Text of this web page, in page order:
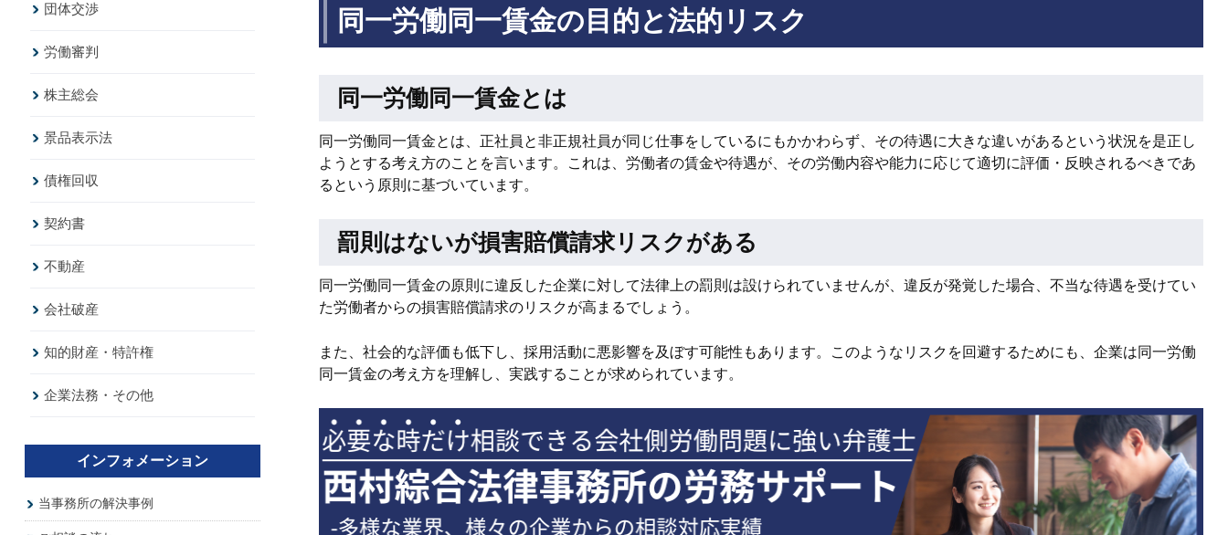
同一労働同一賃金の目的と法的リスク
同一労働同一賃金とは
同一労働同一賃金とは、正社員と非正規社員が同じ仕事をしているにもかかわらず、その待遇に大きな違いがあるという状況を是正し
ようとする考え方のことを言います。これは、労働者の賃金や待遇が、その労働内容や能力に応じて適切に評価・反映されるべきであ
るという原則に基づいています。
罰則はないが損害賠償請求リスクがある
同一労働同一賃金の原則に違反した企業に対して法律上の罰則は設けられていませんが、違反が発覚した場合、不当な待遇を受けてい
た労働者からの損害賠償請求のリスクが高まるでしょう。
また、社会的な評価も低下し、採用活動に悪影響を及ぼす可能性もあります。このようなリスクを回避するためにも、企業は同一労働
同一賃金の考え方を理解し、実践することが求められています。
団体交渉
労働審判
株主総会
景品表示法
債権回収
契約書
不動産
会社破産
知的財産・特許権
企業法務・その他
インフォメーション
当事務所の解決事例